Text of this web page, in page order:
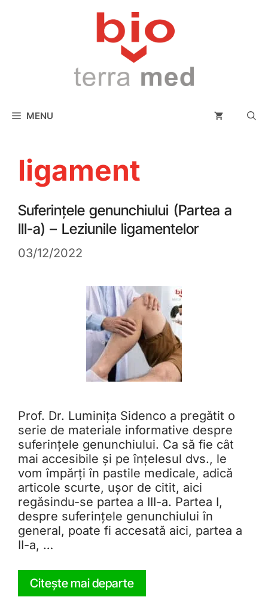
MENU
ligament
Suferințele genunchiului (Partea a
III-a) – Leziunile ligamentelor
03/12/2022
Prof. Dr. Luminița Sidenco a pregătit o
serie de materiale informative despre
suferințele genunchiului. Ca să fie cât
mai accesibile și pe înțelesul dvs., le
vom împărți în pastile medicale, adică
articole scurte, ușor de citit, aici
regăsindu-se partea a III-a. Partea I,
despre suferințele genunchiului în
general, poate fi accesată aici, partea a
II-a, …
Citește mai departe